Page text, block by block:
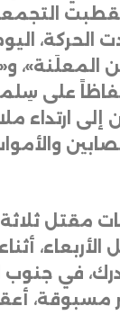
الحركة،
المعلَنة»،
على
إلى ارتداء
مقتل
الأربعاء،
في جنوب
مسبوقة،